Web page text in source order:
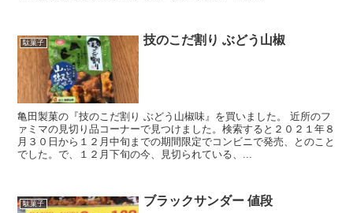
駄菓子 技のこだ割り ぶどう山椒
亀田製菓の『技のこだ割り ぶどう山椒味』を買いました。 近所のフ
ァミマの見切り品コーナーで見つけました。検索すると２０２１年８
月３０日から１２月中旬までの期間限定でコンビニで発売、とのこと
でした。で、１２月下旬の今、見切られている、...
駄菓子 ブラックサンダー 値段